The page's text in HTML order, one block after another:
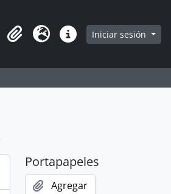
Portapapeles
Idioma Enlaces rápidos
Iniciar sesión
Portapapeles
Agregar